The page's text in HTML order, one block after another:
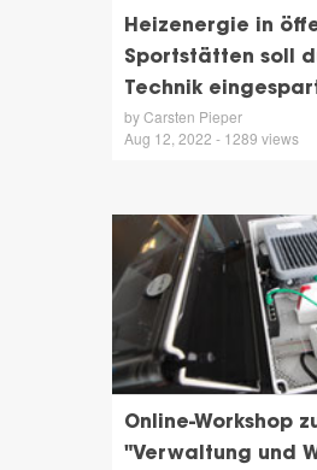
Heizenergie in
Sportstätten soll
Technik
by Carsten Pieper
Aug 12, 2022 - 1289 views
Online-Workshop
"Verwaltung und